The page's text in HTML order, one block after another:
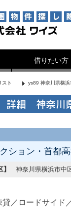
借りたい方
スト ys89 神奈川県横
詳細 神奈
ション・首都
神奈川県横浜市中
／ロードサイド